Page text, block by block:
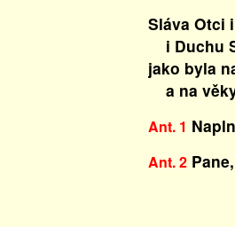
Sláva Otci
i Duchu
jako byla
a na
Ant. 1
Ant. 2